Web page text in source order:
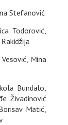
Stefanović
Todorović,
Mina
Bundalo,
Živadinović
Matić,